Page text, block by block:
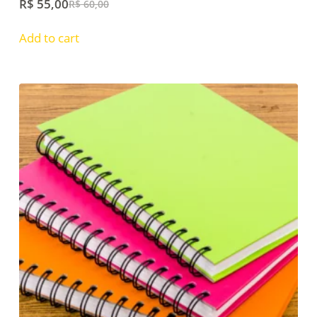
R$60,00
R$ 55,00
Add to cart